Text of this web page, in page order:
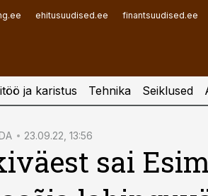
ehitusuudised.ee finantsuudised.ee
ja karistus Tehnika Seiklused
23.09.22, 13:56
sai